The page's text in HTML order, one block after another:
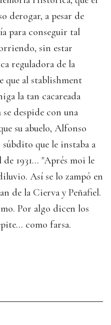
derogar, a pesar de
para conseguir tal
sin estar
reguladora de la
que al stablishment
la tan cacareada
despide con una
su abuelo, Alfonso
que le instaba a
1931... "Aprés moi le
Así se lo zampó en
de la Cierva y Peñafiel.
Por algo dicen los
como farsa.